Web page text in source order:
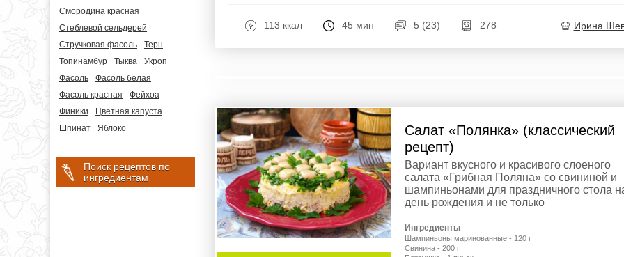
Смородина красная
Стеблевой сельдерей
Стручковая фасоль
Терн
Топинамбур
Тыква
Укроп
Фасоль
Фасоль белая
Фасоль красная
Фейхоа
Финики
Цветная капуста
Шпинат
Яблоко
Поиск рецептов по
ингредиентам
113 ккал 45 мин 5 (23) 278 Ирина
Салат «Полянка» (классический
рецепт)
Вариант вкусного и красивого слоеного
салата «Грибная Поляна» со свининой и
шампиньонами для праздничного стола
день рождения и не только
Ингредиенты
Шампиньоны маринованные - 120 г
Свинина - 200 г